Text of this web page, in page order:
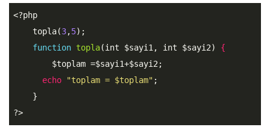
<?php
    topla(
3,5);
function topla(int $sayi1 , int $sayi2)
{
$toplam =$sayi1+$sayi2 ;
echo
"toplam = $toplam" ;
?>